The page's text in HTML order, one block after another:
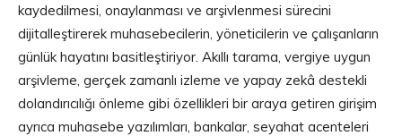
kaydedilmesi, onaylanması ve arşivlenmesi sürecini
dijitalleştirerek muhasebecilerin, yöneticilerin ve çalışanların
günlük hayatını basitleştiriyor. Akıllı tarama, vergiye uygun
arşivleme, gerçek zamanlı izleme ve yapay zekâ destekli
dolandırıcılığı önleme gibi özellikleri bir araya getiren girişim
ayrıca muhasebe yazılımları, bankalar, seyahat acenteleri